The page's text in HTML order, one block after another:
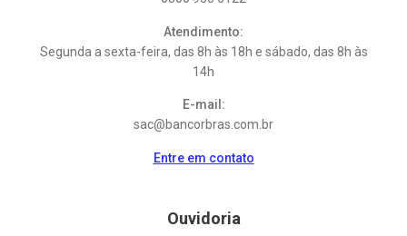
Atendimento:
Segunda a sexta-feira, das 8h às 18h e sábado, das 8h às
14h
E-mail:
sac@bancorbras.com.br
Entre em contato
Ouvidoria